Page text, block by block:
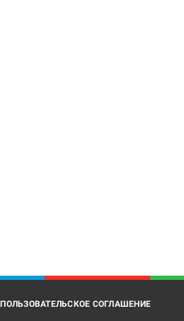
ПОЛЬЗОВАТЕЛЬСКОЕ СОГЛАШЕНИЕ